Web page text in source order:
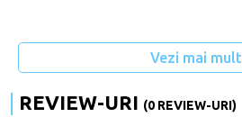
Vezi mai mult
REVIEW-URI (0 REVIEW-URI)